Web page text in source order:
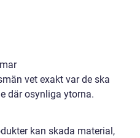
vet exakt var de ska
där osynliga ytorna.
kan skada material,